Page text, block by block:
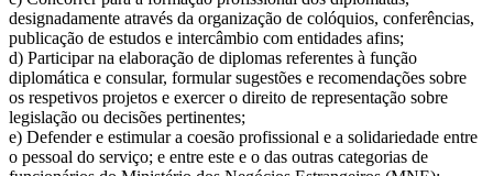
designadamente através da organização de colóquios, conferências,
publicação de estudos e intercâmbio com entidades afins;
d) Participar na elaboração de diplomas referentes à função
diplomática e consular, formular sugestões e recomendações sobre
os respetivos projetos e exercer o direito de representação sobre
legislação ou decisões pertinentes;
e) Defender e estimular a coesão profissional e a solidariedade entre
o pessoal do serviço; e entre este e o das outras categorias de